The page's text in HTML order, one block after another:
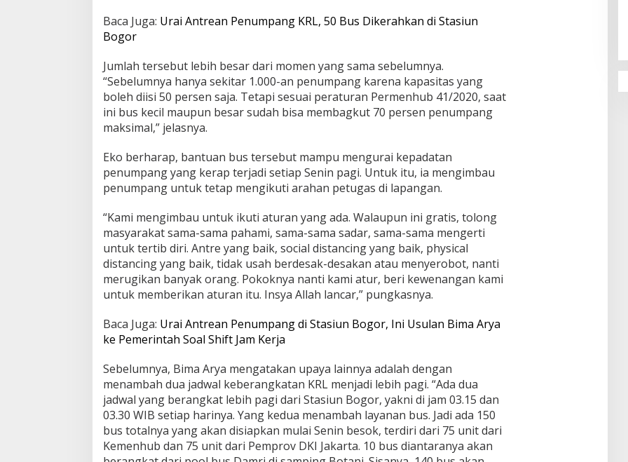
Baca Juga: Urai Antrean Penumpang KRL, 50 Bus Dikerahkan di Stasiun
Bogor
Jumlah tersebut lebih besar dari momen yang sama sebelumnya.
“Sebelumnya hanya sekitar 1.000-an penumpang karena kapasitas yang
boleh diisi 50 persen saja. Tetapi sesuai peraturan Permenhub 41/2020, saat
ini bus kecil maupun besar sudah bisa membagkut 70 persen penumpang
maksimal,” jelasnya.
Eko berharap, bantuan bus tersebut mampu mengurai kepadatan
penumpang yang kerap terjadi setiap Senin pagi. Untuk itu, ia mengimbau
penumpang untuk tetap mengikuti arahan petugas di lapangan.
“Kami mengimbau untuk ikuti aturan yang ada. Walaupun ini gratis, tolong
masyarakat sama-sama pahami, sama-sama sadar, sama-sama mengerti
untuk tertib diri. Antre yang baik, social distancing yang baik, physical
distancing yang baik, tidak usah berdesak-desakan atau menyerobot, nanti
merugikan banyak orang. Pokoknya nanti kami atur, beri kewenangan kami
untuk memberikan aturan itu. Insya Allah lancar,” pungkasnya.
Baca Juga: Urai Antrean Penumpang di Stasiun Bogor, Ini Usulan Bima Arya
ke Pemerintah Soal Shift Jam Kerja
Sebelumnya, Bima Arya mengatakan upaya lainnya adalah dengan
menambah dua jadwal keberangkatan KRL menjadi lebih pagi. “Ada dua
jadwal yang berangkat lebih pagi dari Stasiun Bogor, yakni di jam 03.15 dan
03.30 WIB setiap harinya. Yang kedua menambah layanan bus. Jadi ada 150
bus totalnya yang akan disiapkan mulai Senin besok, terdiri dari 75 unit dari
Kemenhub dan 75 unit dari Pemprov DKI Jakarta. 10 bus diantaranya akan
Prematur, Pendaftaran Belum
Di News, Politika